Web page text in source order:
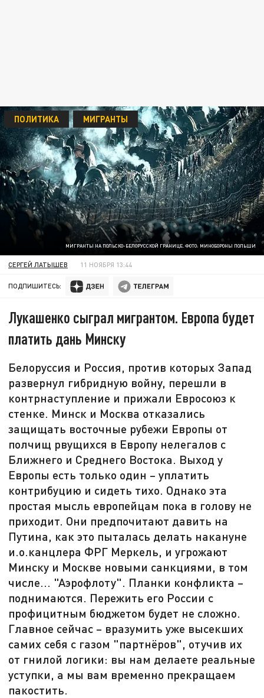
МИГРАНТЫ НА ПОЛЬСКО-БЕЛОРУССКОЙ ГРАНИЦЕ. ФОТО: МИНОБОРОНЫ ПОЛЬШИ
ПОЛИТИКА МИГРАНТЫ
СЕРГЕЙ ЛАТЫШЕВ 11 НОЯБРЯ 13:44
ПОДПИШИТЕСЬ:
Лукашенко сыграл мигрантом. Европа будет
платить дань Минску
Белоруссия и Россия, против которых Запад
развернул гибридную войну, перешли в
контрнаступление и прижали Евросоюз к
стенке. Минск и Москва отказались
защищать восточные рубежи Европы от
полчищ рвущихся в Европу нелегалов с
Ближнего и Среднего Востока. Выход у
Европы есть только один – уплатить
контрибуцию и сидеть тихо. Однако эта
простая мысль европейцам пока в голову не
приходит. Они предпочитают давить на
Путина, как это пыталась делать накануне
и.о.канцлера ФРГ Меркель, и угрожают
Минску и Москве новыми санкциями, в том
числе... "Аэрофлоту". Планки конфликта –
поднимаются. Пережить его России с
профицитным бюджетом будет не сложно.
Главное сейчас – вразумить уже высекших
самих себя с газом "партнёров", отучив их
от гнилой логики: вы нам делаете реальные
уступки, а мы вам временно прекращаем
пакостить.